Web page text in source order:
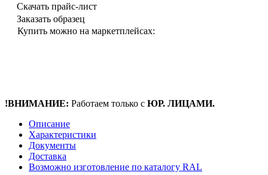
Скачать прайс-лист
Заказать образец
Купить можно на маркетплейсах:
!ВНИМАНИЕ: Работаем только с ЮР. ЛИЦАМИ.
Описание
Характеристики
Документы
Доставка
Возможно изготовление по каталогу RAL